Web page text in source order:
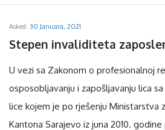
Asked: 30 Januara, 2021
Stepen invaliditeta
U vezi sa Zakonom o profesionalnoj
osposobljavanju i zapošljavanju lica
lice kojem je po rješenju Ministarstva
Kantona Sarajevo iz juna 2010.